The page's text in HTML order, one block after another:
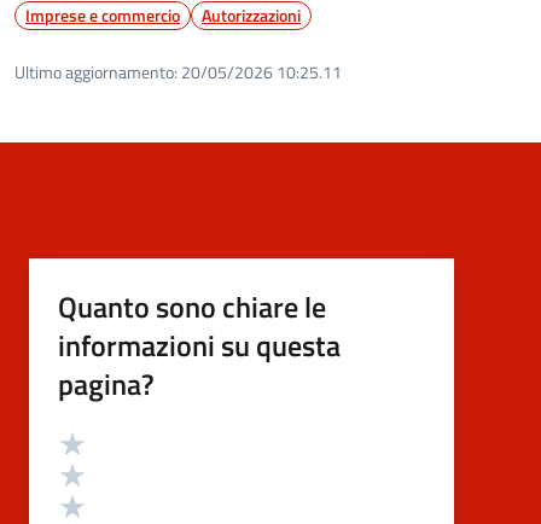
Imprese e commercio Autorizzazioni
Ultimo aggiornamento: 20/05/2026 10:25.11
Quanto sono chiare le
informazioni su questa
pagina?
Valutazione